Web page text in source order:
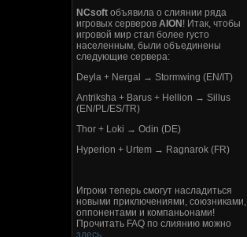
NCsoft объявила о слиянии ряда
игровых серверов AION ! Итак, чтобы
игровой мир стал более густо
населенным, были объединены
следующие сервера:
Deyla + Nergal → Stormwing (EN/IT)
Antriksha + Barus + Hellion → Sillus
(EN/PL/ES/TR)
Thor + Loki → Odin (DE)
Hyperion + Urtem → Ragnarok (FR)
Игроки теперь смогут насладиться
новыми приключениями, союзниками,
оппонентами и компаньонами!
Прочитать FAQ по слиянию можно